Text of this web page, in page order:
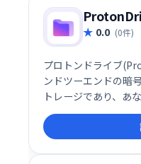
0.0 (0件)
プロトンドライブ
ンドツーエンドの暗
トレージであり、あ
たのデータにアクセ